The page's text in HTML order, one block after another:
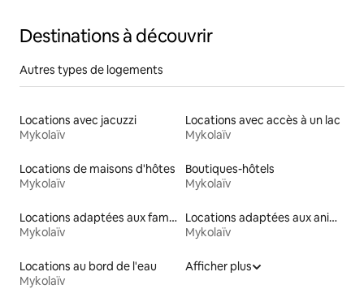
Destinations à découvrir
Autres types de logements
Locations avec jacuzzi
Mykolaïv
Locations avec accès à un lac
Mykolaïv
Locations de maisons d'hôtes
Mykolaïv
Boutiques-hôtels
Mykolaïv
Locations adaptées aux familles
Mykolaïv
Locations adaptées aux animaux
Mykolaïv
Locations au bord de l'eau
Mykolaïv
Afficher plus